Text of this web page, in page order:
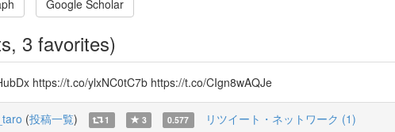
Google Scholar
3 favorites)
https://t.co/ylxNC0tC7b https://t.co/CIgn8wAQJe
(投稿一覧) 1 3 0.577 リツイート・ネットワーク (1)